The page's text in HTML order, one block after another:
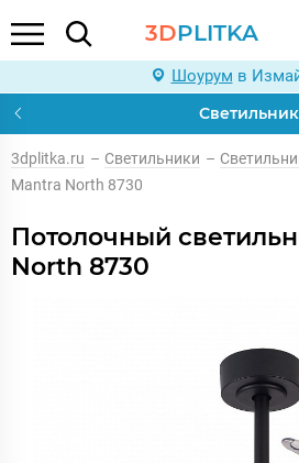
3DPLITKA
Шоурум в
3dplitka.ru – Светильники –
Mantra North 8730
Потолочный
North 8730